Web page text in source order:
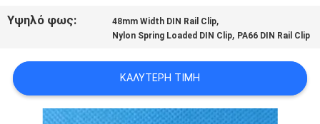
SITEMAP
PRIVACY
POLICY
Υψηλό φως: 48mm Width DIN Rail Clip,
Nylon Spring Loaded DIN Clip, PA66 DIN Rail Clip
ΚΑΛΎΤΕΡΗ ΤΙΜΉ